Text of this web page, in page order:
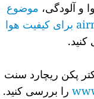
و آلودگی، موضوع
راهنمای airnow برای کیفیت هوا
پکن ریچارد سنت
را بررسی کنید.